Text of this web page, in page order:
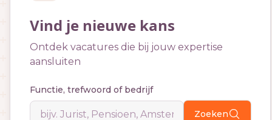
Vind je nieuwe kans
Ontdek vacatures die bij jouw expertise
aansluiten
Functie, trefwoord of bedrijf
Zoeken